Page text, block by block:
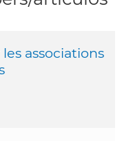
associations